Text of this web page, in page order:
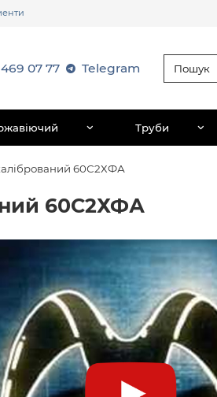
07 77 Telegram
Труби
60С2ХФА
60С2ХФА